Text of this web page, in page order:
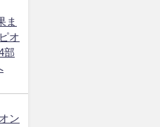
ま
オ
部
ン